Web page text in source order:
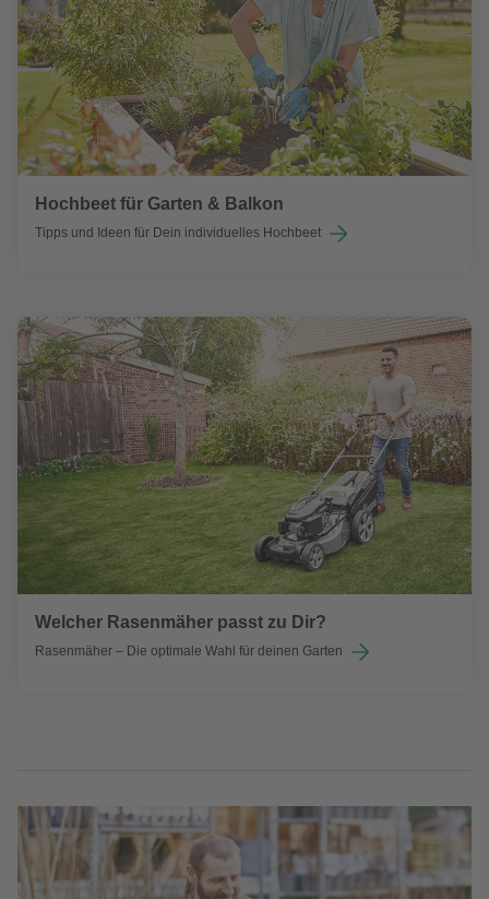
Hochbeet für Garten & Balkon
Tipps und Ideen für Dein individuelles Hochbeet
Welcher Rasenmäher passt zu Dir?
Rasenmäher – Die optimale Wahl für deinen Garten